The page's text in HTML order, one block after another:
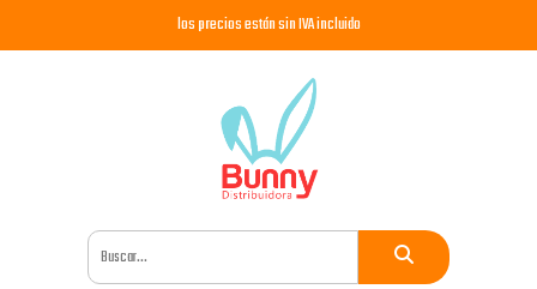
los precios están sin IVA incluido